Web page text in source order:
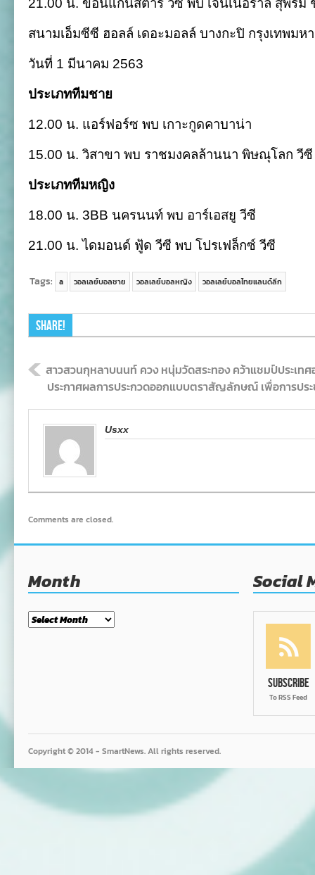
21.00 น. ขอนแก่นสตาร์ วีซี พบ เจนเนอราลี่ สุพรีม
สนามเอ็มซีซี ฮอลล์ เดอะมอลล์ บางกะปิ กรุงเทพมห
วันที่ 1 มีนาคม 2563
ประเภททีมชาย
12.00 น. แอร์ฟอร์ซ พบ เกาะกูดคาบาน่า
15.00 น. วิสาขา พบ ราชมงคลล้านนา พิษณุโลก วีซี
ประเภททีมหญิง
18.00 น. 3BB นครนนท์ พบ อาร์เอสยู วีซี
21.00 น. ไดมอนด์ ฟู้ด วีซี พบ โปรเฟล็กซ์ วีซี
Tags: a วอลเลย์บอลชาย วอลเลย์บอลหญิง วอลเลย์บอลไทยแลนด์ลีก
Share!
สาวสวนกุหลาบนนท์ ควง หนุ่มวัดสระทอง คว้าแชมป์ประเทศอ
ประกาศผลการประกวดออกแบบตราสัญลักษณ์ เพื่อการปร
Usxx
Comments are closed.
Month
Month
Social
Subscribe
To RSS Feed
Copyright © 2014 - SmartNews. All rights reserved.